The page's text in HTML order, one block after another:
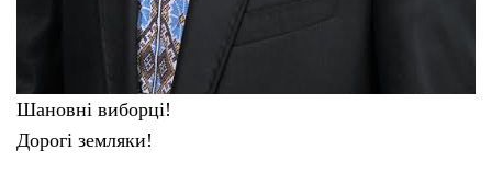
Шановні виборці!
Дорогі земляки!